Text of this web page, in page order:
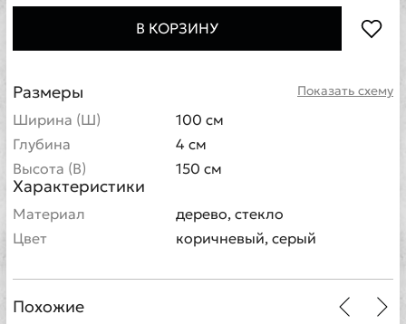
В КОРЗИНУ
Показать схему
Размеры
Ширина (Ш)
100 см
Глубина
4 см
Высота (В)
150 см
Характеристики
Материал
дерево, стекло
Цвет
коричневый, серый
Похожие